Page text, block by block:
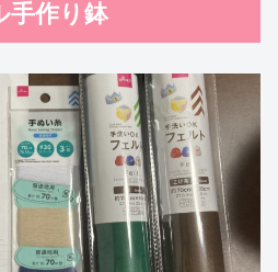
手作り鉢